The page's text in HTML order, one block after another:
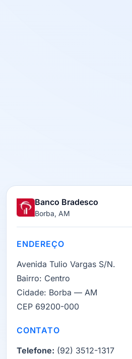
Banco Bradesco
Borba, AM
ENDEREÇO
Avenida Tulio Vargas S/N.
Bairro: Centro
Cidade: Borba — AM
CEP 69200-000
CONTATO
Telefone: (92) 3512-1317